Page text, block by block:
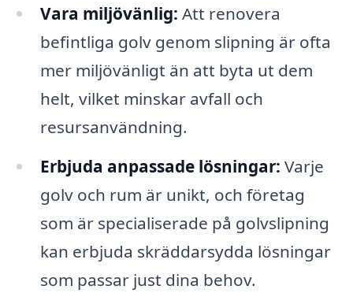
Vara miljövänlig: Att renovera
befintliga golv genom slipning är ofta
mer miljövänligt än att byta ut dem
helt, vilket minskar avfall och
resursanvändning.
Erbjuda anpassade lösningar: Varje
golv och rum är unikt, och företag
som är specialiserade på golvslipning
kan erbjuda skräddarsydda lösningar
som passar just dina behov.